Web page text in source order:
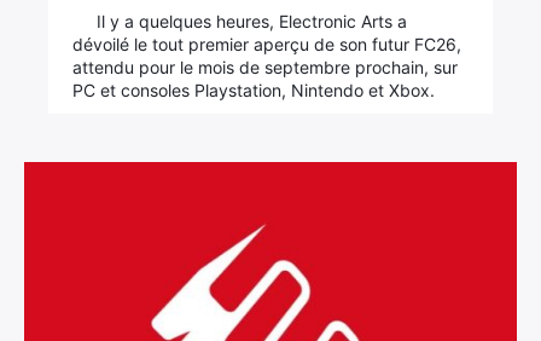
Il y a quelques heures, Electronic Arts a
dévoilé le tout premier aperçu de son futur FC26,
attendu pour le mois de septembre prochain, sur
PC et consoles Playstation, Nintendo et Xbox.